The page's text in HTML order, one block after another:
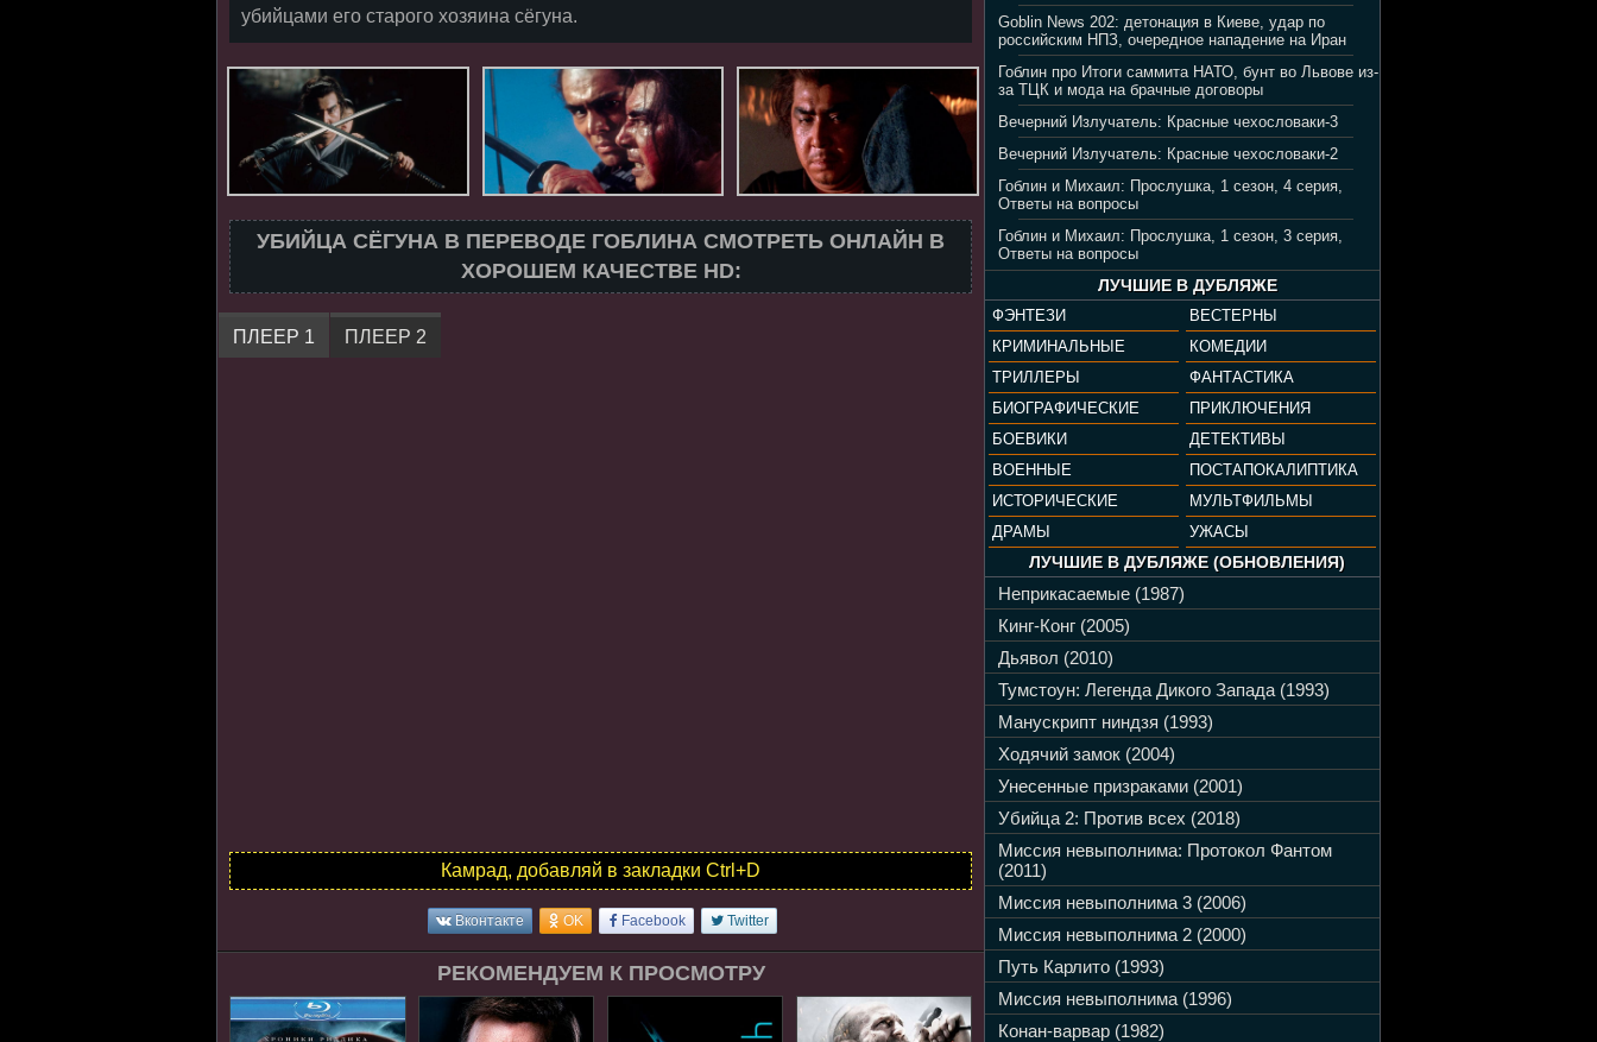
Goblin News 202: детонация в Киеве, удар по
российским НПЗ, очередное нападение на Иран
Гоблин про Итоги саммита НАТО, бунт во Львове из-
за ТЦК и мода на брачные договоры
Вечерний Излучатель: Красные чехословаки-3
Вечерний Излучатель: Красные чехословаки-2
Гоблин и Михаил: Прослушка, 1 сезон, 4 серия,
Ответы на вопросы
Гоблин и Михаил: Прослушка, 1 сезон, 3 серия,
Ответы на вопросы
ЛУЧШИЕ В ДУБЛЯЖЕ
ФЭНТЕЗИ
ВЕСТЕРНЫ
КРИМИНАЛЬНЫЕ
КОМЕДИИ
ТРИЛЛЕРЫ
ФАНТАСТИКА
БИОГРАФИЧЕСКИЕ
ПРИКЛЮЧЕНИЯ
БОЕВИКИ
ДЕТЕКТИВЫ
ВОЕННЫЕ
ПОСТАПОКАЛИПТИКА
ИСТОРИЧЕСКИЕ
МУЛЬТФИЛЬМЫ
ДРАМЫ
УЖАСЫ
ЛУЧШИЕ В ДУБЛЯЖЕ (ОБНОВЛЕНИЯ)
Неприкасаемые (1987)
Кинг-Конг (2005)
Дьявол (2010)
Тумстоун: Легенда Дикого Запада (1993)
Манускрипт ниндзя (1993)
Ходячий замок (2004)
Унесенные призраками (2001)
Убийца 2: Против всех (2018)
Миссия невыполнима: Протокол Фантом
(2011)
Миссия невыполнима 3 (2006)
Миссия невыполнима 2 (2000)
Путь Карлито (1993)
Миссия невыполнима (1996)
Конан-варвар (1982)
убийцами его старого хозяина сёгуна.
УБИЙЦА СЁГУНА В ПЕРЕВОДЕ ГОБЛИНА СМОТРЕТЬ ОНЛАЙН В
ХОРОШЕМ КАЧЕСТВЕ HD:
ПЛЕЕР 1 ПЛЕЕР 2
Камрад, добавляй в закладки Ctrl+D
Вконтакте OK Facebook Twitter
РЕКОМЕНДУЕМ К ПРОСМОТРУ